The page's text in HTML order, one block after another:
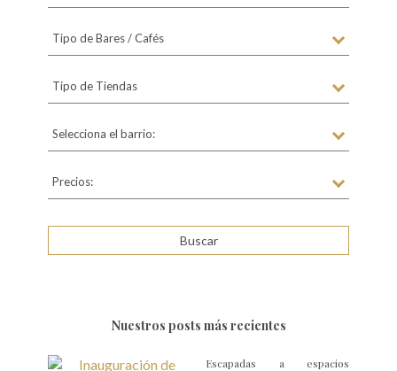
Tipo de Bares / Cafés
Tipo de Tiendas
Selecciona el barrio:
Precios:
Nuestros posts más recientes
Escapadas a espacios